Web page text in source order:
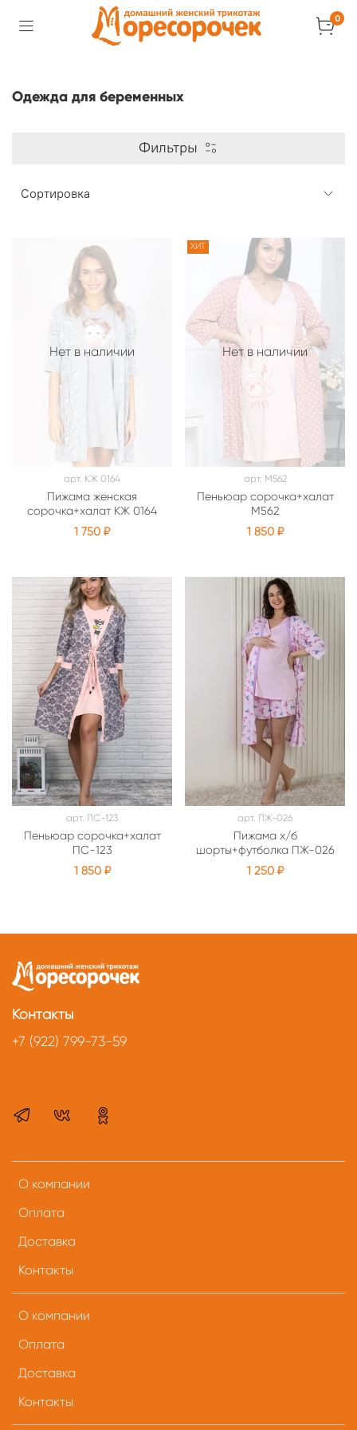
0
Одежда для беременных
Фильтры
Нет в наличии
арт. КЖ 0164
Пижама женская
сорочка+халат КЖ 0164
1 750 ₽
Нет в наличии
ХИТ
арт. М562
Пеньюар сорочка+халат
М562
1 850 ₽
арт. ПС-123
Пеньюар сорочка+халат
ПС-123
1 850 ₽
арт. ПЖ-026
Пижама х/б
шорты+футболка ПЖ-026
1 250 ₽
О компании
Оплата
Доставка
Контакты
О компании
Оплата
Доставка
Контакты
Контакты
+7 (922) 799-73-59